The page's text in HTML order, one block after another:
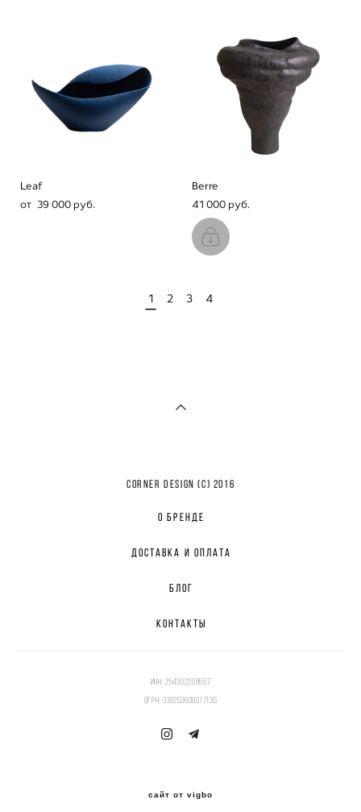
Leaf
от 39 000 pуб.
Berre
41 000 pуб.
1 2 3 4
CORNER DESIGN (с) 2016
О БРЕНДЕ
ДОСТАВКА И ОПЛАТА
БЛОГ
КОНТАКТЫ
ИНН: 254302209557
ОГРН: 318253600017135
сайт от vigbo